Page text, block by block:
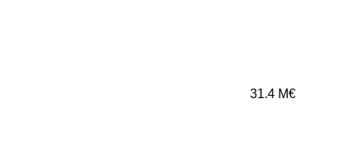
31.4 M€